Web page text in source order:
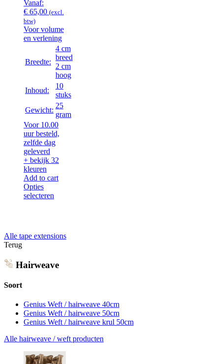
Vanaf:
€ 65,00 (excl.
btw)
Voor volume
en verlening
Breedte:
4 cm
breed
2 cm
hoog
Inhoud:
10
stuks
Gewicht:
25
gram
Voor 10.00
uur besteld,
zelfde dag
geleverd
+ bekijk 32
kleuren
Add to cart
Opties
selecteren
Alle tape extensions
Terug
Hairweave
Soort
Genius Weft / hairweave 40cm
Genius Weft / hairweave 50cm
Genius Weft / hairweave krul 50cm
Alle hairweave / weft producten